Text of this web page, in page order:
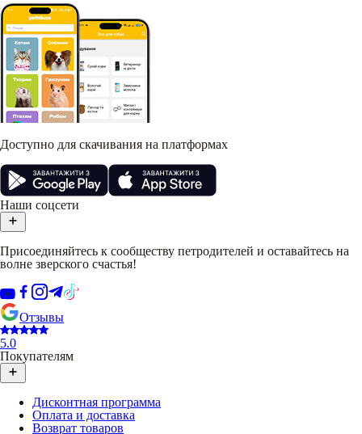
Доступно для скачивания на платформах
Наши соцсети
Присоединяйтесь к сообществу петродителей и оставайтесь на
волне зверского счастья!
Отзывы
5.0
Покупателям
Дисконтная программа
Оплата и доставка
Возврат товаров